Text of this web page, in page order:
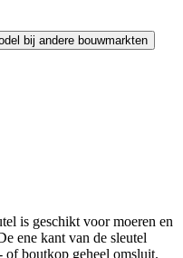
bij andere bouwmarkten
is geschikt voor moeren en
ene kant van de sleutel
of boutkop geheel omsluit.